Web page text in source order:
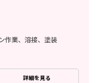
作業、溶接、塗装
詳細を見る